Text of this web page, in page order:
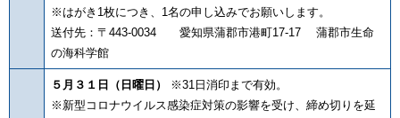
※はがき1枚につき、1名の申し込みでお願いします。
送付先：〒443-0034 愛知県蒲郡市港町17-17 蒲郡市生命
の海科学館
５月３１日（日曜日）
※31日消印まで有効。
※新型コロナウイルス感染症対策の影響を受け、締め切りを延